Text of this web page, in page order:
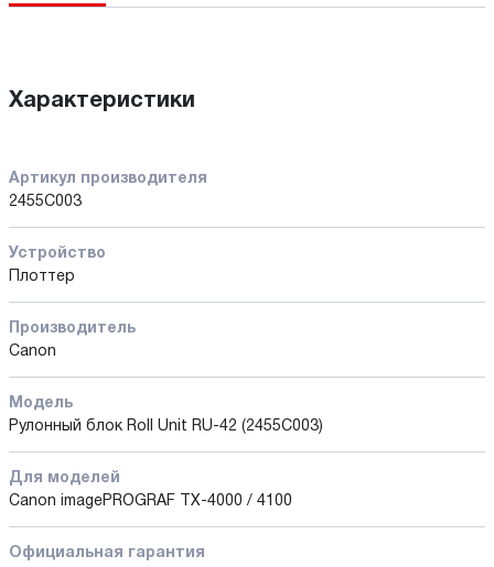
Характеристики
Артикул производителя
2455C003
Устройство
Плоттер
Производитель
Canon
Модель
Рулонный блок Roll Unit RU-42 (2455C003)
Для моделей
Canon imagePROGRAF TX-4000 / 4100
Официальная гарантия